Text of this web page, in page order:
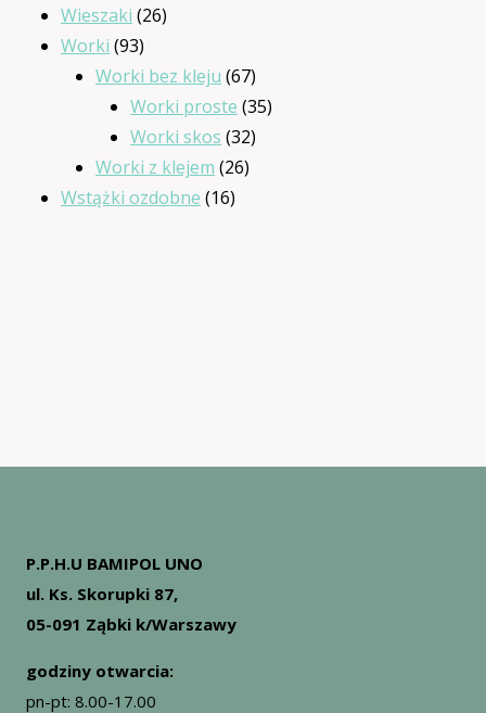
Wieszaki 2626
Worki 9393
produkty
Worki bez kleju 6767
produktów
Worki proste 3535
Worki skos 3232
Worki z klejem 2626
Wstążki ozdobne 1616
P.P.H.U BAMIPOL UNO
ul. Ks. Skorupki 87,
05-091 Ząbki k/Warszawy
godziny otwarcia:
pn-pt: 8.00-17.00